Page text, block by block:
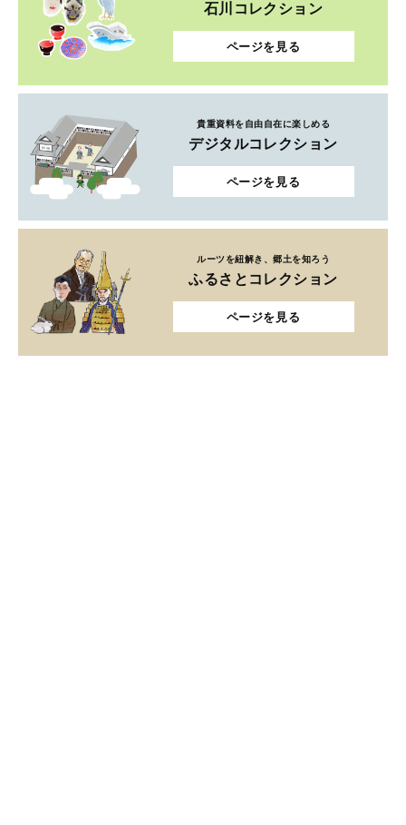
石川コレクション
ページを見る
貴重資料を自由自在に楽しめる
デジタルコレクション
ページを見る
ルーツを紐解き、郷土を知ろう
ふるさとコレクション
ページを見る